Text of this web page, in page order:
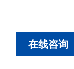
在线咨询